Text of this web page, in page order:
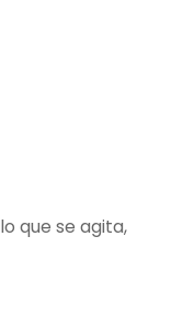
que se agita,